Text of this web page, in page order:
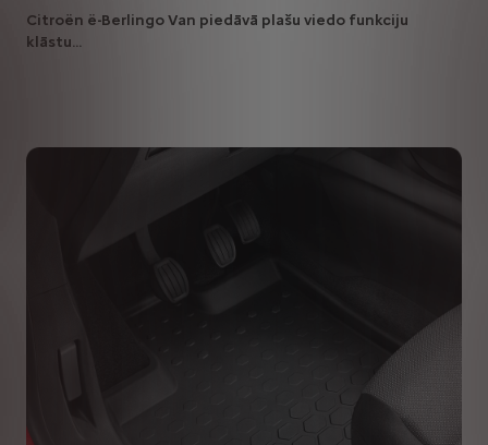
Citroën ë-Berlingo Van piedāvā plašu viedo funkciju
klāstu...